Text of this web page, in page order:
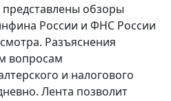
обзоры
России и ФНС России
Разъяснения
вопросам
и налогового
Лента позволит